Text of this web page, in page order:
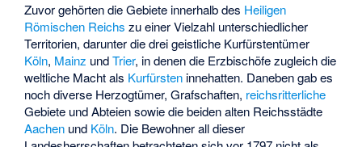
Zuvor gehörten die Gebiete innerhalb des Heiligen
Römischen Reichs zu einer Vielzahl unterschiedlicher
Territorien, darunter die drei geistliche Kurfürstentümer
Köln, Mainz undTrier, in denen die Erzbischöfe zugleich die
weltliche Macht als Kurfürsten innehatten. Daneben gab es
noch diverse Herzogtümer, Grafschaften, reichsritterliche
Gebiete und Abteien sowie die beiden alten Reichsstädte
Aachen und Köln. Die Bewohner all dieser